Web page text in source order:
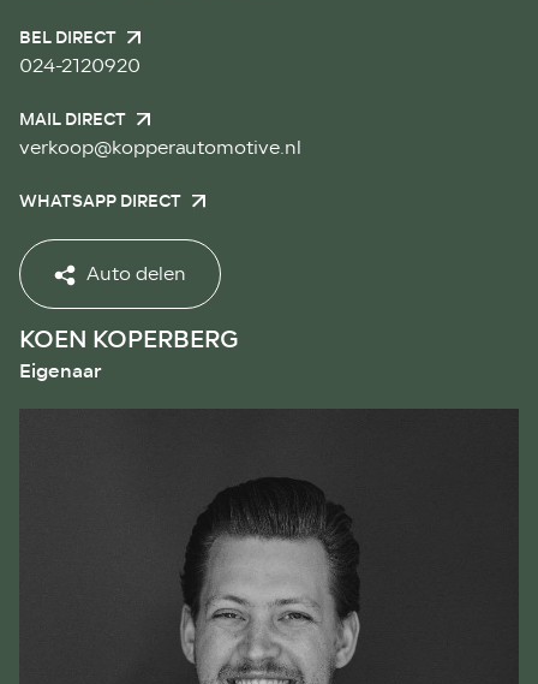
BEL DIRECT
024-2120920
MAIL DIRECT
verkoop@kopperautomotive.nl
WHATSAPP DIRECT
Auto delen
KOEN KOPERBERG
Eigenaar